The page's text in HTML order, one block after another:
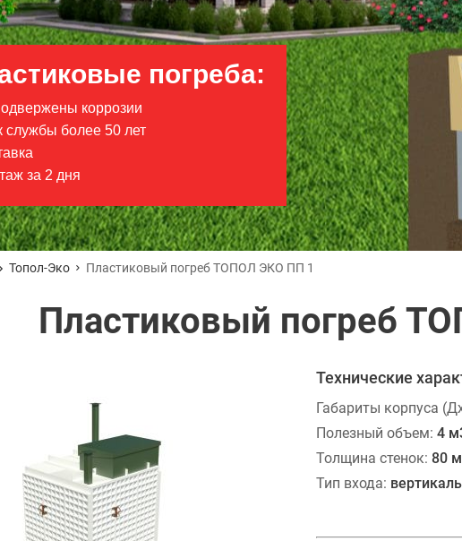
погреба:
коррозии
службы более 50 лет
за 2 дня
Топол-Эко Пластиковый погреб ТОПОЛ ЭКО ПП 1
Пластиковый погреб
Технические
Габариты корпуса
Полезный объем: 4
Толщина стенок: 80
Тип входа: